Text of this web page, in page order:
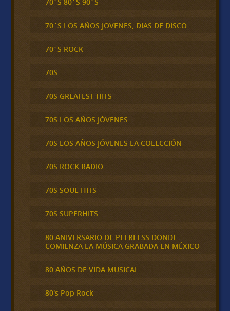
70´S LOS AÑOS JOVENES, DIAS DE DISCO
70´S ROCK
70S
70S GREATEST HITS
70S LOS AÑOS JÓVENES
70S LOS AÑOS JÓVENES LA COLECCIÓN
70S ROCK RADIO
70S SOUL HITS
70S SUPERHITS
80 ANIVERSARIO DE PEERLESS DONDE
COMIENZA LA MÚSICA GRABADA EN MÉXICO
80 AÑOS DE VIDA MUSICAL
80's Pop Rock